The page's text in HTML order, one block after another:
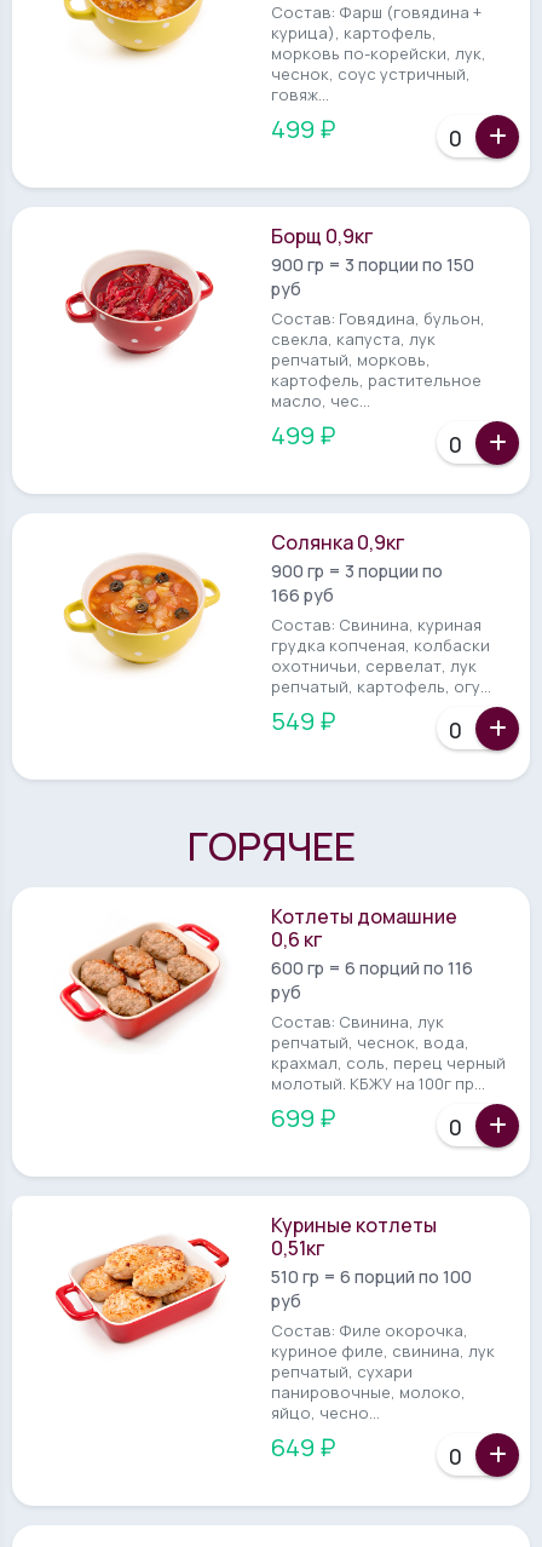
Состав: Фарш (говядина +
курица), картофель,
морковь по-корейски, лук,
чеснок, соус устричный,
говяж...
499 ₽
Борщ 0,9кг
900 гр = 3 порции по 150
руб
Состав: Говядина, бульон,
свекла, капуста, лук
репчатый, морковь,
картофель, растительное
масло, чес...
499 ₽
Солянка 0,9кг
900 гр = 3 порции по
166 руб
Состав: Свинина, куриная
грудка копченая, колбаски
охотничьи, сервелат, лук
репчатый, картофель, огу...
549 ₽
ГОРЯЧЕЕ
Котлеты домашние
0,6 кг
600 гр = 6 порций по 116
руб
Состав: Свинина, лук
репчатый, чеснок, вода,
крахмал, соль, перец черный
молотый. КБЖУ на 100г пр...
699 ₽
Куриные котлеты
0,51кг
510 гр = 6 порций по 100
руб
Состав: Филе окорочка,
куриное филе, свинина, лук
репчатый, сухари
панировочные, молоко,
яйцо, чесно...
649 ₽